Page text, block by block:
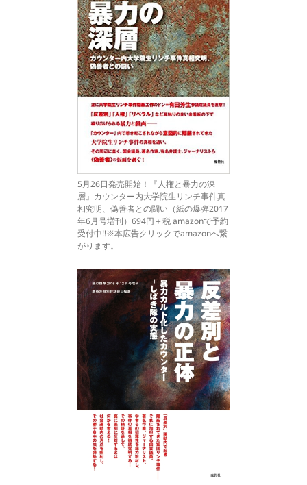
5月26日発売開始！『人権と暴力の深
層』カウンター内大学院生リンチ事件真
相究明、偽善者との闘い（紙の爆弾2017
年6月号増刊）694円＋税 amazonで予約
受付中!!※本広告クリックでamazonへ繋
がります。